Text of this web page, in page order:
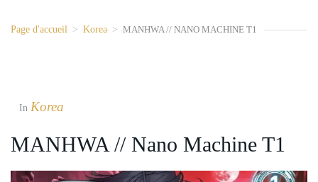
Page d'accueil > Korea > MANHWA // NANO MACHINE T1
In Korea
MANHWA // Nano Machine T1